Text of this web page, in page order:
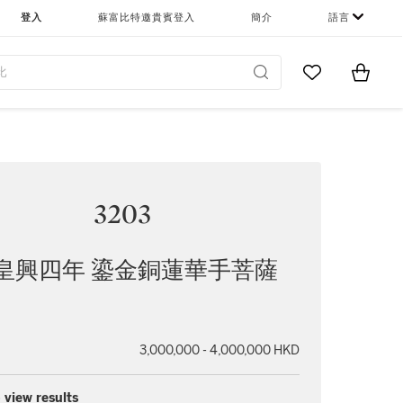
登入 蘇富比特邀貴賓登入 簡介 語言
Go to MyItems
3203
興四年 鎏金銅蓮華手菩薩
3,000,000 - 4,000,000 HKD
view results